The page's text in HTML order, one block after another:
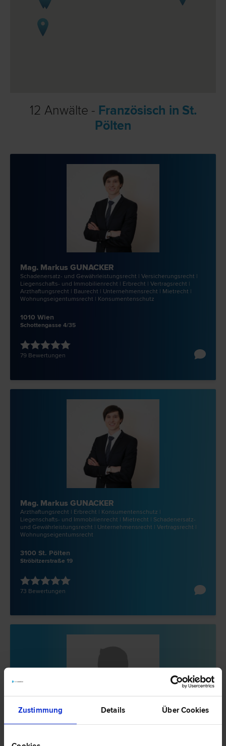
Zustimmung Details Über Cookies
12 Anwälte - Französisch in St.
Pölten
Mag. Markus GUNACKER
Schadenersatz- und Gewährleistungs­recht | Versicherungs­recht |
Liegenschafts- und Immobilien­recht | Erb­recht | Vertrags­recht |
Arzthaftungs­recht | Bau­recht | Unternehmens­recht | Miet­recht |
Wohnungseigentums­recht | Konsumentenschutz
1010 Wien
Schottengasse 4/35
79 Bewertungen
Mag. Markus GUNACKER
Arzthaftungs­recht | Erb­recht | Konsumentenschutz |
Liegenschafts- und Immobilien­recht | Miet­recht | Schadenersatz-
und Gewährleistungs­recht | Unternehmens­recht | Vertrags­recht |
Wohnungseigentums­recht
3100 St. Pölten
Ströbitzerstraße 19
73 Bewertungen
Mag. Elisabeth GÖSSLER